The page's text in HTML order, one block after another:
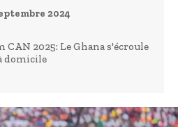
2024
CAN 2025: Le Ghana s'écroule
domicile